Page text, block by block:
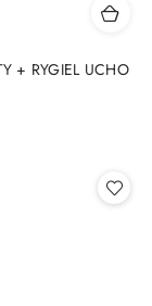
+ RYGIEL UCHO